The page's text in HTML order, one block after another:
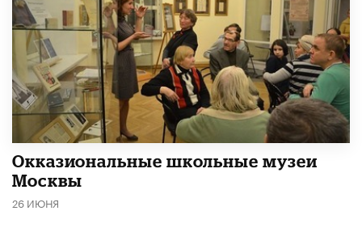
​Окказиональные школьные музеи
Москвы
26 ИЮНЯ